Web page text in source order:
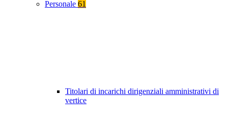
Personale 61
Titolari di incarichi dirigenziali amministrativi di
vertice